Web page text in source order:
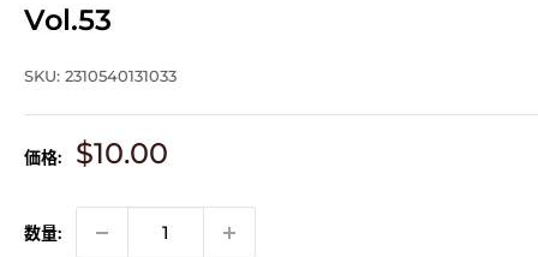
Vol.53
SKU: 2310540131033
価格:
販
価
格
$10.00
数量: